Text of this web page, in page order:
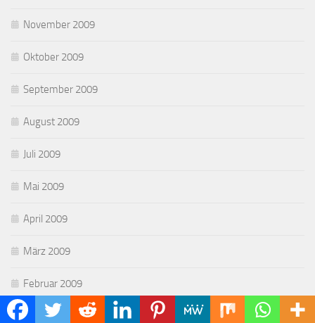
November 2009
Oktober 2009
September 2009
August 2009
Juli 2009
Mai 2009
April 2009
März 2009
Februar 2009
Januar 2009